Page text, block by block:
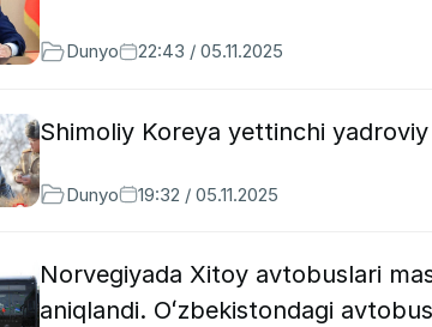
Dunyo 22:43 / 05.11.2025
Shimoliy Koreya yettinchi
Dunyo 19:32 / 05.11.2025
Norvegiyada Xitoy avtobuslari
aniqlandi. Oʻzbekistondagi